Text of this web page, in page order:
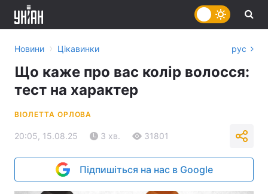
Новини › Цікавинки рус
Що каже про вас колір волосся:
тест на характер
ВІОЛЕТТА ОРЛОВА
20:05, 15.08.25 3 хв. 31801
Підпишіться на нас в Google